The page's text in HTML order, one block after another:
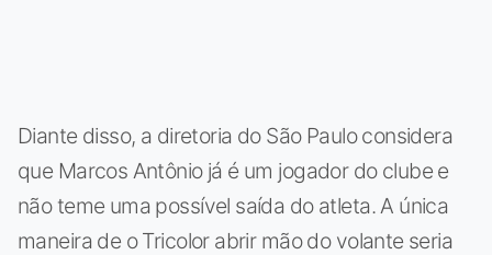
Diante disso, a diretoria do São Paulo considera
que Marcos Antônio já é um jogador do clube e
não teme uma possível saída do atleta. A única
maneira de o Tricolor abrir mão do volante seria